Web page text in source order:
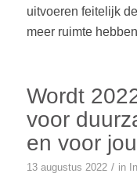
uitvoeren feitelijk
meer ruimte
Wordt
voor
en voor
13 augustus 2022 / in